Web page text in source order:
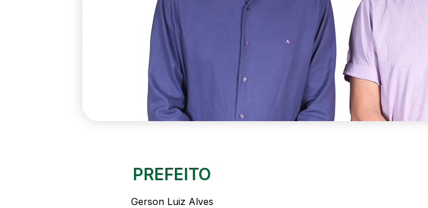
PREFEITO
Gerson Luiz Alves